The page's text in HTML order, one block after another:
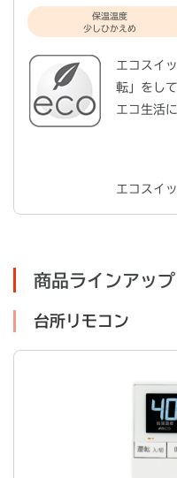
保温温度
少しひかえめ
エコスイ
転」をし
エコ生活に
エコスイ
商品ラインアップ
台所リモコン